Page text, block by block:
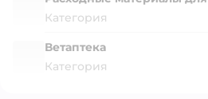
Категория
Ветаптека
Категория